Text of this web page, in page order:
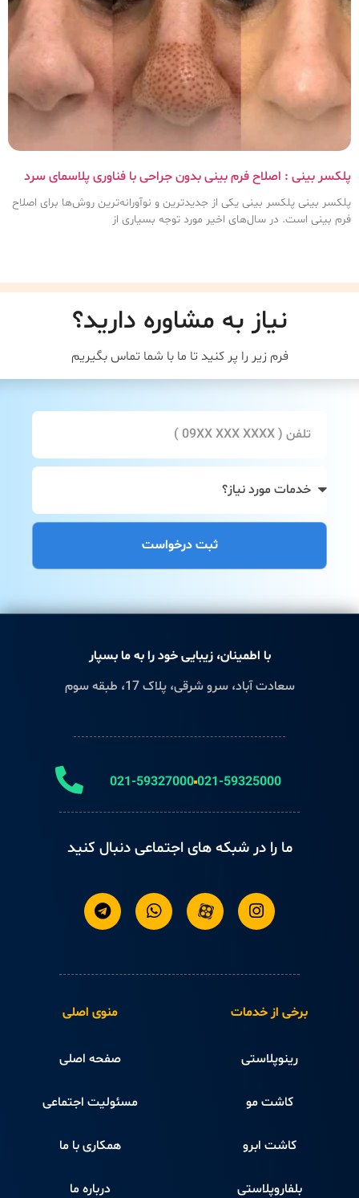
پلکسر بینی : اصلاح فرم بینی بدون جراحی با فناوری پلاسمای سرد
پلکسر بینی پلکسر بینی یکی از جدیدترین و نوآورانه‌ترین روش‌ها برای اصلاح
فرم بینی است. در سال‌های اخیر مورد توجه بسیاری از
نیاز به مشاوره دارید؟
فرم زیر را پر کنید تا ما با شما تماس بگیریم
ثبت درخواست
منوی اصلی
صفحه اصلی
مسئولیت اجتماعی
همکاری با ما
درباره ما
برخی از خدمات
رینوپلاستی
کاشت مو
کاشت ابرو
بلفاروپلاستی
با اطمینان، زیبایی خود را به ما بسپار
سعادت آباد، سرو شرقی، پلاک 17، طبقه سوم
021-59325000
021-59327000
ما را در شبکه های اجتماعی دنبال کنید